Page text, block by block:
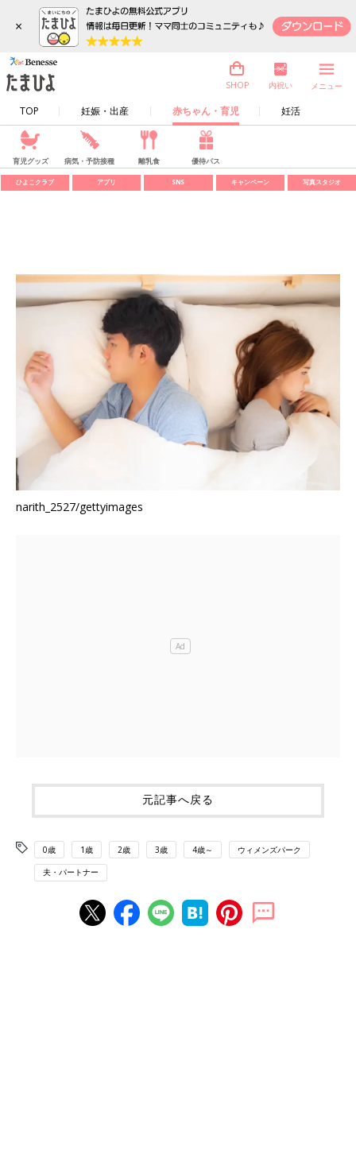
×
TOP 妊娠・出産 赤ちゃん・育児 妊活
SHOP 内祝い メニュー
育児グッズ 病気・予防接種 離乳食 優待パス
ひよこクラブ アプリ SNS キャンペーン 写真スタジオ
narith_2527/gettyimages
元記事へ戻る
0歳 1歳 2歳 3歳 4歳～ ウィメンズパーク
夫・パートナー